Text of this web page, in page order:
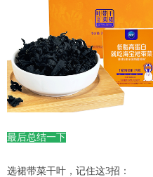
最后总结一下
选裙带菜干叶，记住这3招：